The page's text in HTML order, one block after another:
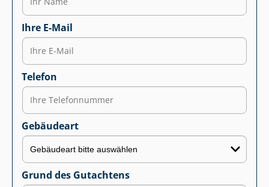
Ihre E-Mail
Telefon
Gebäudeart
Grund des Gutachtens